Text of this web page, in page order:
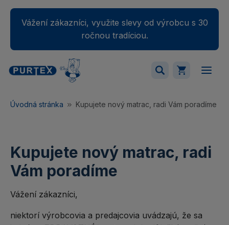
Vážení zákazníci, využite slevy od výrobcu s 30
ročnou tradíciou.
Váš nákupný košík je momentálne prázdny.
Úvodná stránka Kupujete nový matrac, radi Vám poradíme
Kupujete nový matrac, radi
Vám poradíme
Vážení zákazníci,
niektorí výrobcovia a predajcovia uvádzajú, že sa